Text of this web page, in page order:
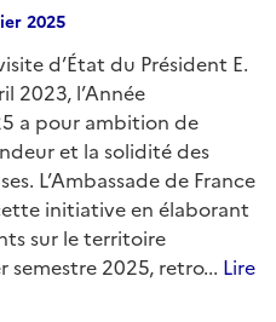
2025
d’État du Président E.
2023, l’Année
a pour ambition de
et la solidité des
L’Ambassade de France
initiative en élaborant
sur le territoire
semestre 2025, retro... Lire